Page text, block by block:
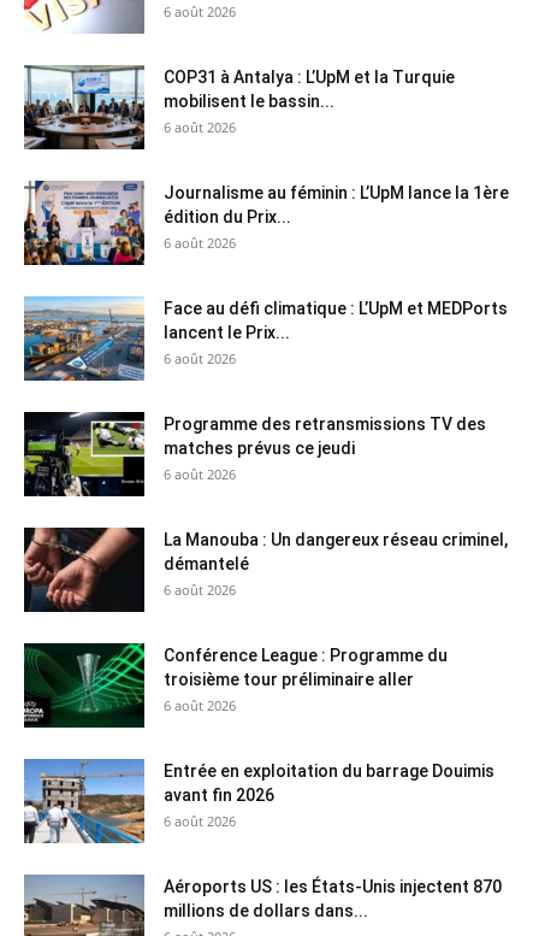
6 août 2026
COP31 à Antalya : L’UpM et la Turquie
mobilisent le bassin...
6 août 2026
Journalisme au féminin : L’UpM lance la 1ère
édition du Prix...
6 août 2026
Face au défi climatique : L’UpM et MEDPorts
lancent le Prix...
6 août 2026
Programme des retransmissions TV des
matches prévus ce jeudi
6 août 2026
La Manouba : Un dangereux réseau criminel,
démantelé
6 août 2026
Conférence League : Programme du
troisième tour préliminaire aller
6 août 2026
Entrée en exploitation du barrage Douimis
avant fin 2026
6 août 2026
Aéroports US : les États-Unis injectent 870
millions de dollars dans...